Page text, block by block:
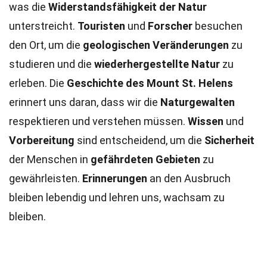
was die Widerstandsfähigkeit der Natur
unterstreicht. Touristen und Forscher besuchen
den Ort, um die geologischen Veränderungen zu
studieren und die wiederhergestellte Natur zu
erleben. Die Geschichte des Mount St. Helens
erinnert uns daran, dass wir die Naturgewalten
respektieren und verstehen müssen. Wissen und
Vorbereitung sind entscheidend, um die Sicherheit
der Menschen in gefährdeten Gebieten zu
gewährleisten. Erinnerungen an den Ausbruch
bleiben lebendig und lehren uns, wachsam zu
bleiben.